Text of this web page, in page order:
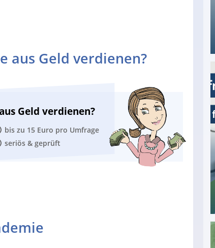
aus Geld verdienen?
Geld verdienen?
bis zu 15 Euro pro Umfrage
seriös & geprüft